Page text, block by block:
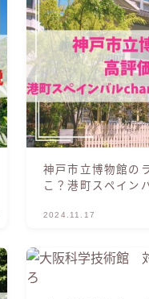
神戸市立博物館の
こ？港町スペイン
2024.11.17